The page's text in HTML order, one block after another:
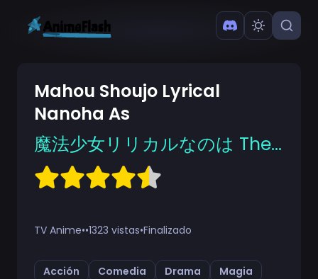
Mahou Shoujo Lyrical
Nanoha As
魔法少女リリカルなのは The MOVIE 2nd A's
TV Anime••1323 vistas•Finalizado
Acción Comedia Drama
Magia